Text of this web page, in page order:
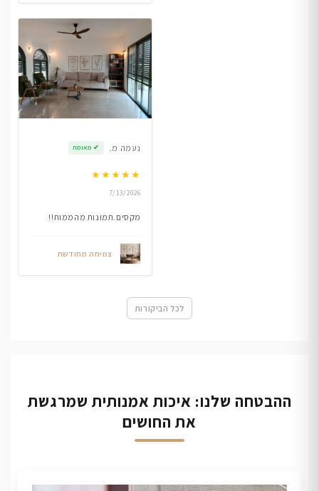
נעמה מ. ✔ מאומת
★★★★★
7/13/2026
מקסים.תמונות מהממות!!
צמיחה מחודשת
לכל הביקורות
ההבטחה שלנו: איכות אמנותית שמרגשת
את החושים